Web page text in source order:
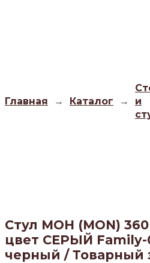
Главная → Каталог →
и
Стул МОН (MON)
цвет СЕРЫЙ Family-
черный / Товарный